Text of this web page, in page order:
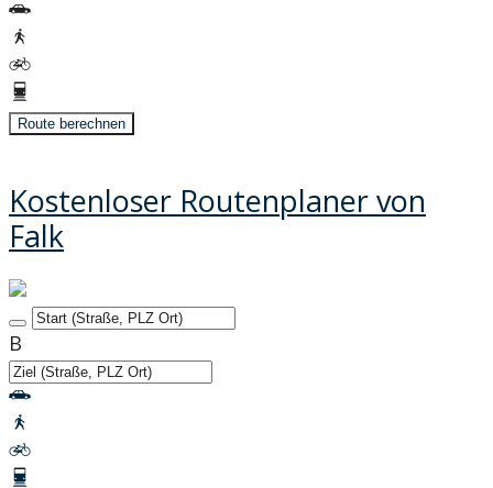
Route berechnen
Kostenloser Routenplaner von
Falk
B